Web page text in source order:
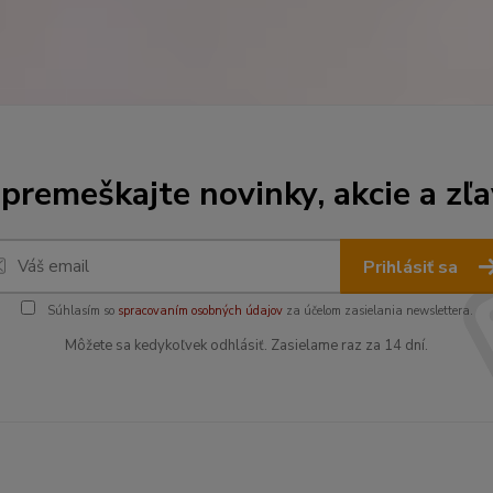
novinky, akcie a
Prihlásiť sa
Súhlasím so spracovaním osobných údajovza účelom zasielania newslettera.
Môžete sa kedykoľvek odhlásiť. Zasielame raz za 14 dní.